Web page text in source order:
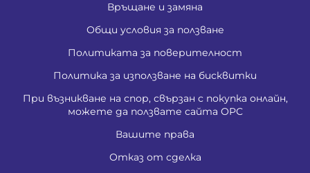
Връщане и замяна
Общи условия за ползване
Политиката за поверителност
Политика за използване на бисквитки
При възникване на спор, свързан с покупка онлайн,
можете да ползвате сайта ОРС
Вашите права
Отказ от сделка